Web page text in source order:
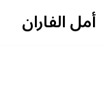
تخطى
أمل الفاران